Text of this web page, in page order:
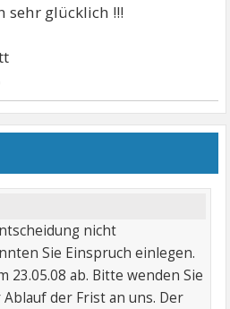
sehr glücklich !!!
nicht
Sie Einspruch einlegen.
23.05.08 ab. Bitte wenden Sie
der Frist an uns. Der